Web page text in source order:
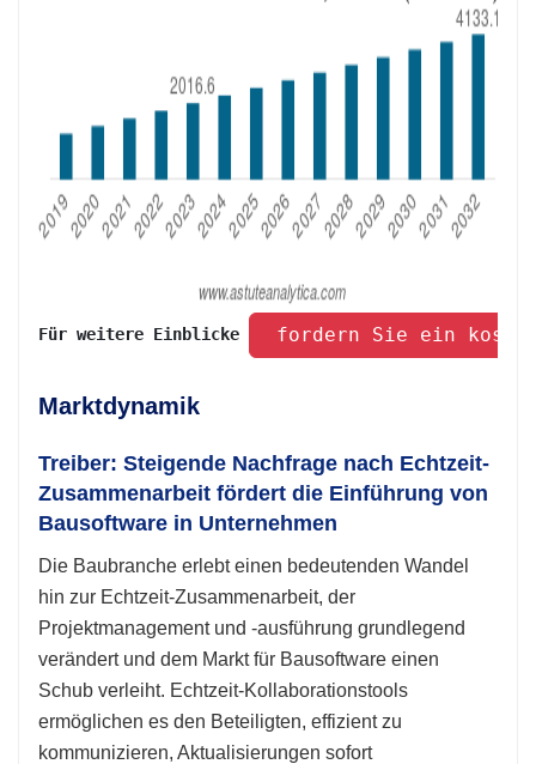
Für weitere Einblicke fordern Sie ein
Marktdynamik
Treiber: Steigende Nachfrage nach Echtzeit-
Zusammenarbeit fördert die Einführung von
Bausoftware in Unternehmen
Die Baubranche erlebt einen bedeutenden Wandel
hin zur Echtzeit-Zusammenarbeit, der
Projektmanagement und -ausführung grundlegend
verändert und dem Markt für Bausoftware einen
Schub verleiht. Echtzeit-Kollaborationstools
ermöglichen es den Beteiligten, effizient zu
kommunizieren, Aktualisierungen sofort